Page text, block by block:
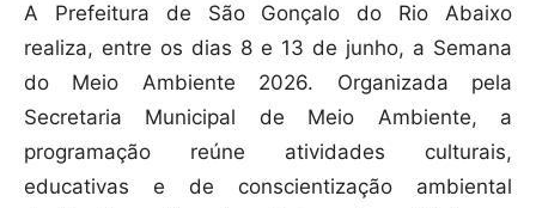
A Prefeitura de São Gonçalo do Rio Abaixo
realiza, entre os dias 8 e 13 de junho, a Semana
do Meio Ambiente 2026. Organizada pela
Secretaria Municipal de Meio Ambiente, a
programação reúne atividades culturais,
educativas e de conscientização ambiental